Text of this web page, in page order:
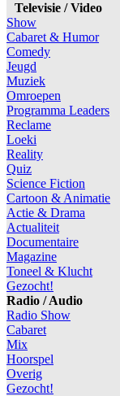
Televisie / Video
Show
Cabaret & Humor
Comedy
Jeugd
Muziek
Omroepen
Programma Leaders
Reclame
Loeki
Reality
Quiz
Science Fiction
Cartoon & Animatie
Actie & Drama
Actualiteit
Documentaire
Magazine
Toneel & Klucht
Gezocht!
Radio / Audio
Radio Show
Cabaret
Mix
Hoorspel
Overig
Gezocht!